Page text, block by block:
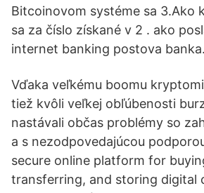
Bitcoinovom systéme sa 3.Ako
sa za číslo získané v 2 . ako
internet banking postova banka.
Vďaka veľkému boomu
tiež kvôli veľkej obľúbenosti
nastávali občas problémy so
a s nezodpovedajúcou
secure online platform for
transferring, and storing digital